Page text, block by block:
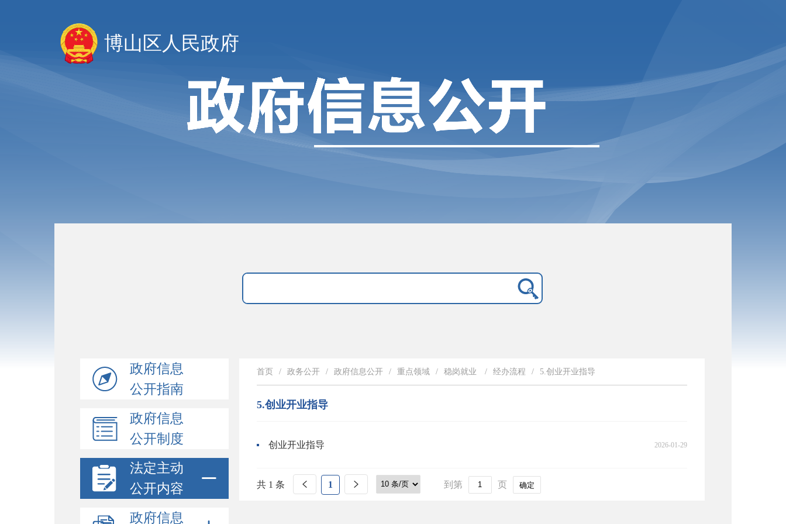
博山区人民政府
政府信息
公开指南
政府信息
公开制度
法定主动
公开内容
政府信息
首页 / 政务公开 / 政府信息公开 / 重点领域 / 稳岗就业 / 经办流程 / 5.创业开业指导
5.创业开业指导
创业开业指导 2026-01-29
共 1 条 1 到第 页 确定